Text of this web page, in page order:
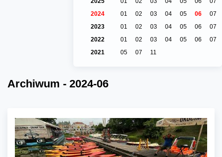
2024
01 02 03 04 05 06
07
2023
01 02 03 04 05 06
07
2022
01 02 03 04 05 06
07
2021
05 07 11
Archiwum - 2024-06